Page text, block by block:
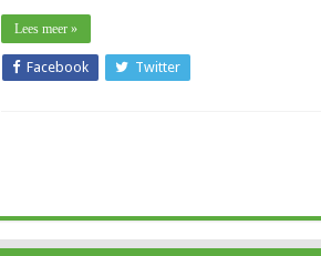
Lees meer »
Facebook Twitter